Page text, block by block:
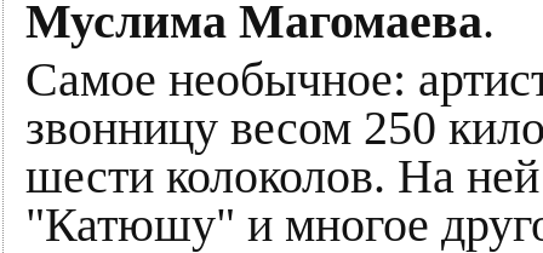
Муслима Магомаева.
Самое необычное:
звонницу весом 250
шести колоколов. На
"Катюшу" и многое